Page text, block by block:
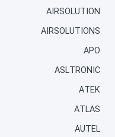
AIRSOLUTION
AIRSOLUTIONS
APO
ASLTRONIC
ATEK
ATLAS
AUTEL